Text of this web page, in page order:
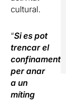
cultural.
“Si es pot
trencar el
confinament
per anar
a un
míting